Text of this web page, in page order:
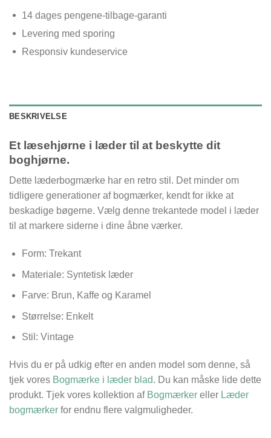
14 dages pengene-tilbage-garanti
Levering med sporing
Responsiv kundeservice
BESKRIVELSE
Et læsehjørne i læder til at beskytte dit
boghjørne.
Dette læderbogmærke har en retro stil. Det minder om
tidligere generationer af bogmærker, kendt for ikke at
beskadige bøgerne. Vælg denne trekantede model i læder
til at markere siderne i dine åbne værker.
Form: Trekant
Materiale: Syntetisk læder
Farve: Brun, Kaffe og Karamel
Størrelse: Enkelt
Stil: Vintage
Hvis du er på udkig efter en anden model som denne, så
tjek vores Bogmærke i læder blad. Du kan måske lide dette
produkt. Tjek vores kollektion af Bogmærker eller Læder
bogmærker for endnu flere valgmuligheder.